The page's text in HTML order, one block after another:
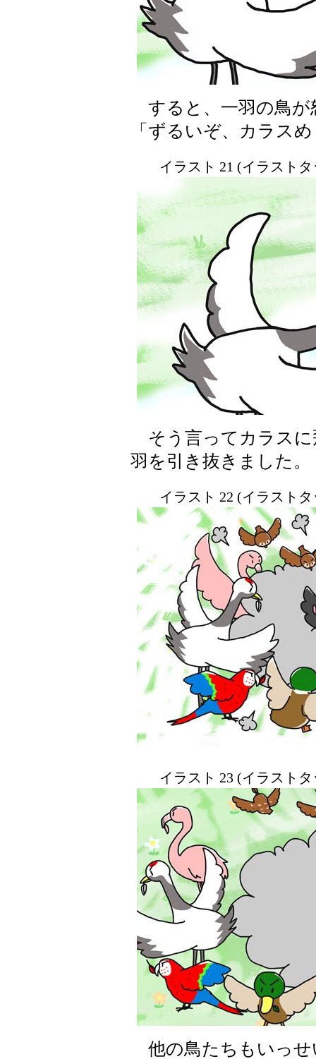
すると、一羽の鳥が
「ずるいぞ、カラス
イラスト 21 (イラスト
そう言ってカラスに
羽を引き抜きました。
イラスト 22 (イラスト
イラスト 23 (イラスト
他の鳥たちもいっせ